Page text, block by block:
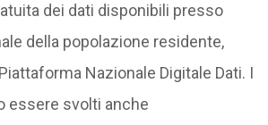
dei dati disponibili presso
della popolazione residente,
Nazionale Digitale Dati. I
essere svolti anche